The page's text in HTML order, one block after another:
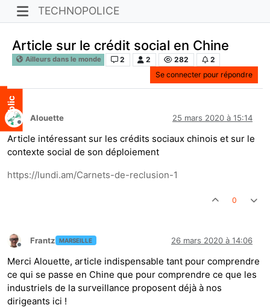
TECHNOPOLICE
Article sur le crédit social en Chine
Ailleurs dans le monde 2 2 282
2
Se connecter pour répondre
Hors-ligne
Alouette 25 mars 2020 à 15:14
Article intéressant sur les crédits sociaux chinois et sur le
contexte social de son déploiement
https://lundi.am/Carnets-de-reclusion-1
0
Hors-ligne
Frantz MARSEILLE 26 mars 2020 à 14:06
Merci Alouette, article indispensable tant pour comprendre
ce qui se passe en Chine que pour comprendre ce que les
industriels de la surveillance proposent déjà à nos
dirigeants ici !